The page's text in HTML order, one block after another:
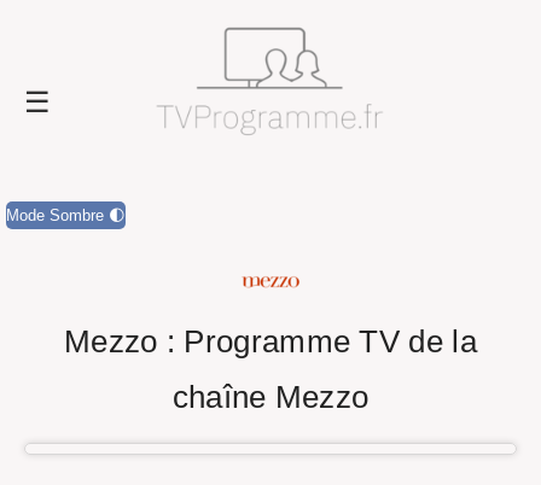
Mode Sombre 🌓
Mezzo : Programme TV de la
chaîne Mezzo